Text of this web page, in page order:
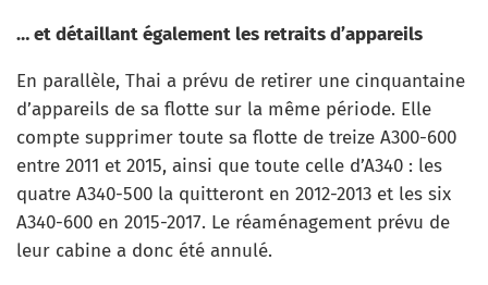
… et détaillant également les retraits d’appareils
En parallèle, Thai a prévu de retirer une cinquantaine
d’appareils de sa flotte sur la même période. Elle
compte supprimer toute sa flotte de treize A300-600
entre 2011 et 2015, ainsi que toute celle d’A340 : les
quatre A340-500 la quitteront en 2012-2013 et les six
A340-600 en 2015-2017. Le réaménagement prévu de
leur cabine a donc été annulé.